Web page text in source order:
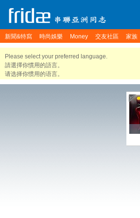
新聞&特寫 時尚娛樂 Money 交友社區 家族
Please select your preferred language.
請選擇你慣用的語言。
请选择你惯用的语言。